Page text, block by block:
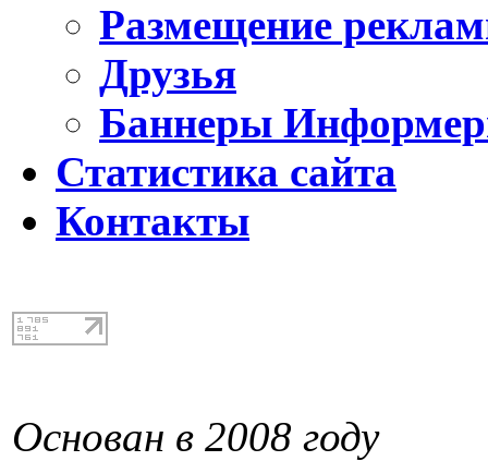
Размещение
Друзья
Баннеры
Статистика сайта
Контакты
Основан в 2008 году